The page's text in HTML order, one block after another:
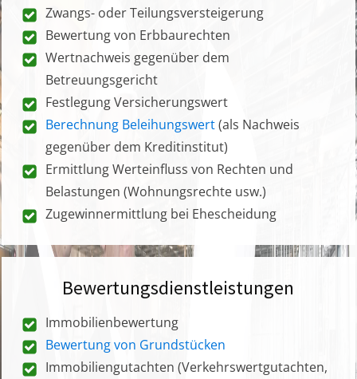
Zwangs- oder Teilungsversteigerung
Bewertung von Erbbaurechten
Wertnachweis gegenüber dem
Betreuungsgericht
Festlegung Versicherungswert
Berechnung Beleihungswert(als Nachweis
gegenüber dem Kreditinstitut)
Ermittlung Werteinfluss von Rechten und
Belastungen (Wohnungsrechte usw.)
Zugewinnermittlung bei Ehescheidung
Bewertungsdienstleistungen
Immobilienbewertung
Bewertung von Grundstücken
Immobiliengutachten (Verkehrswertgutachten,